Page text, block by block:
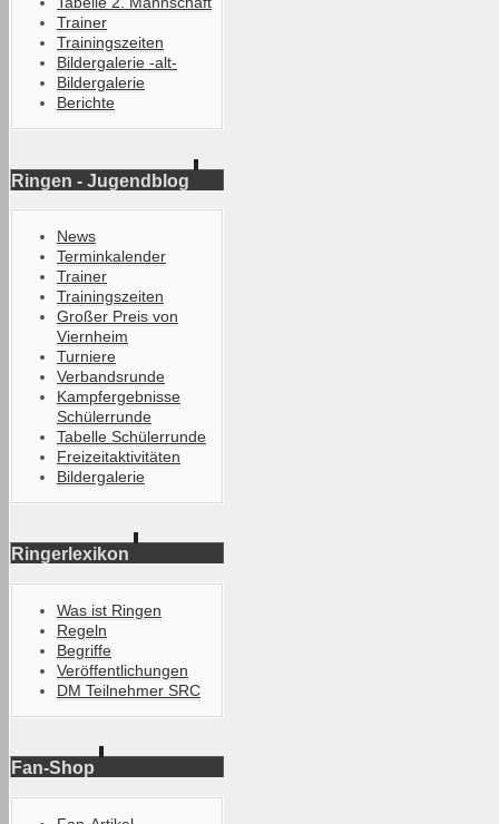
Trainer
Trainingszeiten
Bildergalerie -alt-
Bildergalerie
Berichte
Ringen - Jugendblog
News
Terminkalender
Trainer
Trainingszeiten
Großer Preis von
Viernheim
Turniere
Verbandsrunde
Kampfergebnisse
Schülerrunde
Tabelle Schülerrunde
Freizeitaktivitäten
Bildergalerie
Ringerlexikon
Was ist Ringen
Regeln
Begriffe
Veröffentlichungen
DM Teilnehmer SRC
Fan-Shop